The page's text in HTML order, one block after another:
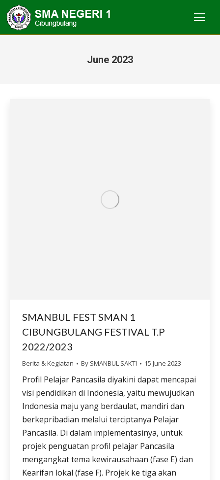
June 2023
SMANBUL FEST SMAN 1
CIBUNGBULANG FESTIVAL T.P
2022/2023
Berita & Kegiatan By SMANBUL SAKTI 15 June 2023
Profil Pelajar Pancasila diyakini dapat mencapai
visi pendidikan di Indonesia, yaitu mewujudkan
Indonesia maju yang berdaulat, mandiri dan
berkepribadian melalui terciptanya Pelajar
Pancasila. Di dalam implementasinya, untuk
projek penguatan profil pelajar Pancasila
mengangkat tema kewirausahaan (fase E) dan
Kearifan lokal (fase F). Projek ke tiga akan